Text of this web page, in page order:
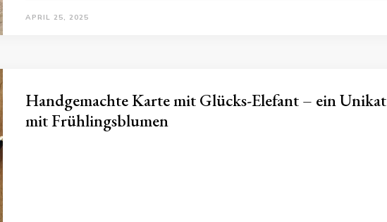
APRIL 25, 2025
Handgemachte Karte mit Glücks-Elefant – ein Unikat
mit Frühlingsblumen